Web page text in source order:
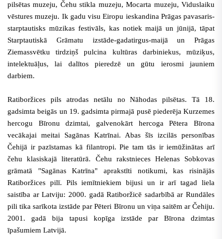
pilsētas muzeju, Čehu stikla muzeju, Mocarta muzeju, Viduslaiku
vēstures muzeju. Ik gadu visu Eiropu ieskandina Prāgas pavasaris-
starptautisks mūzikas festivāls, kas notiek maijā un jūnijā, tāpat
Starptautiskā Grāmatu izstāde-gadatirgus-maijā un Prāgas
Ziemassvētku tirdziņš pulcina kultūras darbiniekus, mūziķus,
intelektuāļus, lai dalītos pieredzē un gūtu ierosmi jauniem
darbiem.
Ratiboržices pils atrodas netālu no Nāhodas pilsētas. Tā 18.
gadsimta beigās un 19. gadsimta pirmajā pusē piederēja Kurzemes
hercogu Bīronu dzimtai, galvenokārt hercoga Pētera Bīrona
vecākajai meitai Sagānas Katrīnai. Abas šīs izcilās personības
Čehijā ir pazīstamas kā filantropi. Pie tam tās ir iemūžinātas arī
čehu klasiskajā literatūrā. Čehu rakstnieces Helenas Sobkovas
grāmatā "Sagānas Katrīna" aprakstīti notikumi, kas risinājās
Ratiboržices pilī. Pils iemītniekiem bijusi un ir arī tagad liela
saistība ar Latviju: 2000. gadā Ratiboržicē sadarbībā ar Rundāles
pili tika sarīkota izstāde par Pēteri Bīronu un viņa saitēm ar Čehiju.
2001. gadā bija tapusi kopīga izstāde par Bīrona dzimtas
īpašumiem Latvijā.